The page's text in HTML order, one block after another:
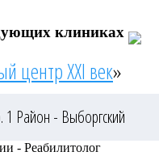
клиниках
центр XXI век»
1 Район - Выборгский
- Реабилитолог